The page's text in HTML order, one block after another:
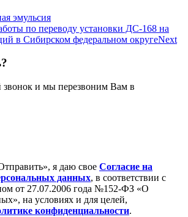
эмульсия
по переводу установки ДС-168 на
в Сибирском федеральном округеNext
звонок и мы перезвоним Вам в
я даю свое Cогласие на
данных, в соответствии с
от 27.07.2006 года №152-ФЗ «О
на условиях и для целей,
конфиденциальности.